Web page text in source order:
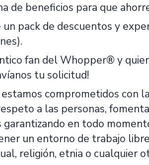
de beneficios para que
pack de descuentos y
fan del Whopper® y
tu solicitud!
estamos comprometidos con
a las personas,
garantizando en todo
un entorno de trabajo
religión, etnia o cualquier